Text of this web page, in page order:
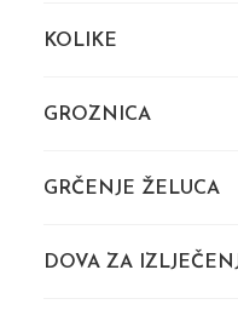
KOLIKE
GROZNICA
GRČENJE ŽELUCA
DOVA ZA